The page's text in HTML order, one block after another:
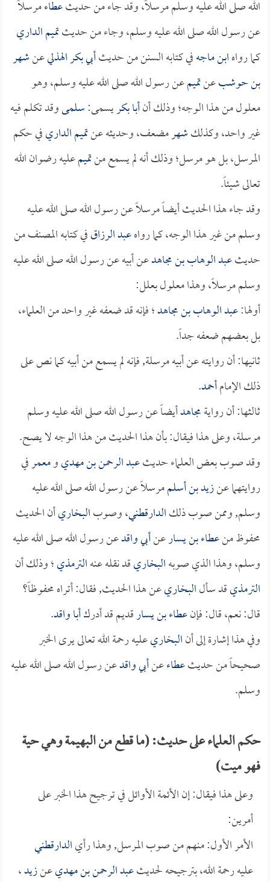
الله صلى الله عليه وسلم مرسلاً، وقد جاء من حديثعطاءمرسلاً
عن رسول الله صلى الله عليه وسلم، وجاء من حديثتميم الداري
كما رواهابن ماجهفي كتابه السنن من حديثأبي بكر الهذليعنشهر
بن حوشبعنتميمعن رسول الله صلى الله عليه وسلم، وهو
معلول من هذا الوجه؛ وذلك أنأبا بكريسمى:سلمىوقد تكلم فيه
غير واحد، وكذلكشهرمضعف، وحديثه عنتميم الداريفي حكم
المرسل، بل هو مرسل؛ وذلك أنه لم يسمع منتميمعليه رضوان الله
تعالى شيئاً.
وقد جاء هذا الحديث أيضاً مرسلاً عن رسول الله صلى الله عليه
وسلم من غير هذا الوجه، كما رواهعبد الرزاقفي كتابه المصنف من
حديثعبد الوهاب بن مجاهدعن أبيه عن رسول الله صلى الله عليه
وسلم مرسلاً، وهذا معلول بعلل:
أولها:عبد الوهاب بن مجاهد؛ فإنه قد ضعفه غير واحد من العلماء،
بل بعضهم ضعفه جداً.
ثانيها: أن روايته عن أبيه مرسلة, فإنه لم يسمع من أبيه كما نص على
ذلك الإمامأحمد.
ثالثها: أن روايةمجاهدأيضاً عن رسول الله صلى الله عليه وسلم
مرسلة، وعلى هذا فيقال: بأن هذا الحديث من هذا الوجه لا يصح.
وقد صوب بعض العلماء حديثعبد الرحمن بن مهديومعمرفي
روايتهما عنزيد بن أسلممرسلاً عن رسول الله صلى الله عليه
وسلم, وممن صوب ذلكالدارقطني، وصوبالبخاريأن الحديث
محفوظ منعطاء بن يسارعنأبي واقدعن رسول الله صلى الله عليه
وسلم، وهذا الذي صوبهالبخاريقد نقله عنهالترمذي؛ وذلك أن
الترمذيقد سألالبخاريعن هذا الحديث, فقال: أتراه محفوظاً؟
قال: نعم، قال: فإنعطاء بن يسارقديم قد أدركأبا واقد.
وفي هذا إشارة إلى أنالبخاريعليه رحمة الله تعالى يرى الخبر
صحيحاً من حديثعطاءعنأبي واقدعن رسول الله صلى الله عليه
وسلم.
حكم العلماء على حديث: (ما قطع من البهيمة وهي حية
فهو ميت)
وعلى هذا فيقال: إن الأئمة الأوائل في ترجيح هذا الخبر على
أمرين:
الأمر الأول: منهم من صوب المرسل, وهذا رأيالدارقطني
عليه رحمة الله، بترجيحه لحديثعبد الرحمن بن مهديعنزيد،